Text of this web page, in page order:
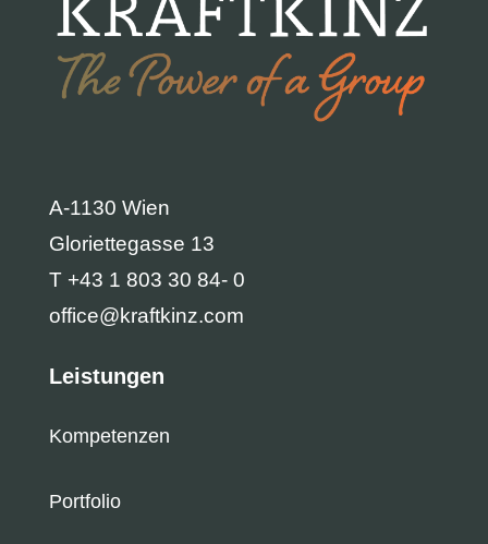
A-1130 Wien
Gloriettegasse 13
T +43 1 803 30 84- 0
office@kraftkinz.com
Leistungen
Kompetenzen
Portfolio